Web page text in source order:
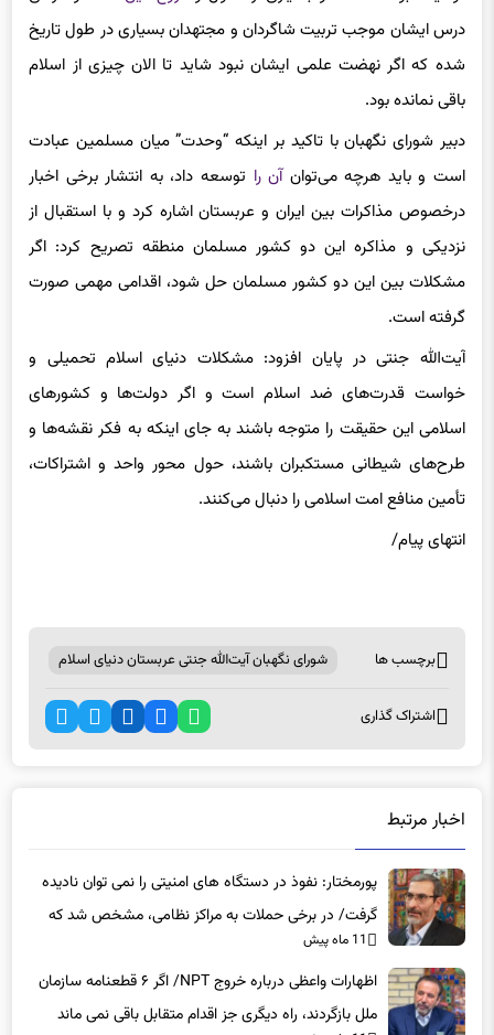
درس ایشان موجب تربیت شاگردان و مجتهدان بسیاری در طول تاریخ
شده که اگر نهضت علمی ایشان نبود شاید تا الان چیزی از اسلام
باقی نمانده بود.
دبیر شورای نگهبان با تاکید بر اینکه “وحدت” میان مسلمین عبادت
است و باید هرچه می‌توانآن را توسعه داد، به انتشار برخی اخبار
درخصوص مذاکرات بین ایران و عربستان اشاره کرد و با استقبال از
نزدیکی و مذاکره این دو کشور مسلمان منطقه تصریح کرد: اگر
مشکلات بین این دو کشور مسلمان حل شود، اقدامی مهمی صورت
گرفته است.
آیت‌الله جنتی در پایان افزود: مشکلات دنیای اسلام تحمیلی و
خواست قدرت‌های ضد اسلام است و اگر دولت‌ها و کشورهای
اسلامی این حقیقت را متوجه باشند به جای اینکه به فکر نقشه‌ها و
طرح‌های شیطانی مستکبران باشند، حول محور واحد و اشتراکات،
تأمین منافع امت اسلامی را دنبال می‌کنند.
انتهای پیام/
برچسب ها شورای نگهبان آیت‌الله جنتی عربستان دنیای اسلام
اشتراک گذاری
اخبار مرتبط
پورمختار: نفوذ در دستگاه های امنیتی را نمی توان نادیده
گرفت/ در برخی حملات به مراکز نظامی، مشخص شد که
عوامل نفوذی دخیل بوده‌اند
11 ماه پیش
اظهارات واعظی درباره خروج NPT/ اگر ۶ قطعنامه سازمان
ملل بازگردند، راه دیگری جز اقدام متقابل باقی نمی‌ ماند